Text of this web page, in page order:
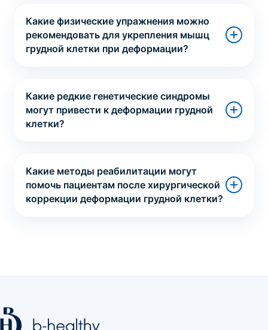
Какие физические упражнения можно
рекомендовать для укрепления мышц
грудной клетки при деформации?
Какие редкие генетические синдромы
могут привести к деформации грудной
клетки?
Какие методы реабилитации могут
помочь пациентам после хирургической
коррекции деформации грудной клетки?